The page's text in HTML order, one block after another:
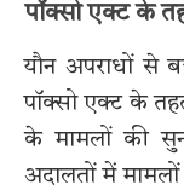
पॉक्सो एक्ट के
यौन अपराधों से
पॉक्सो एक्ट के
के मामलों की
अदालतों में